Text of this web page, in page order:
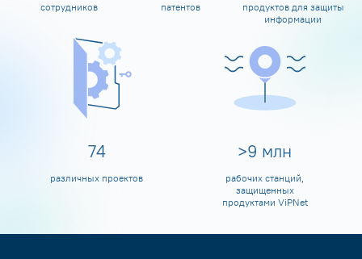
сотрудников патентов
продуктов для защиты
информации
80
различных проектов
>10 млн
рабочих станций,
защищенных
продуктами ViPNet